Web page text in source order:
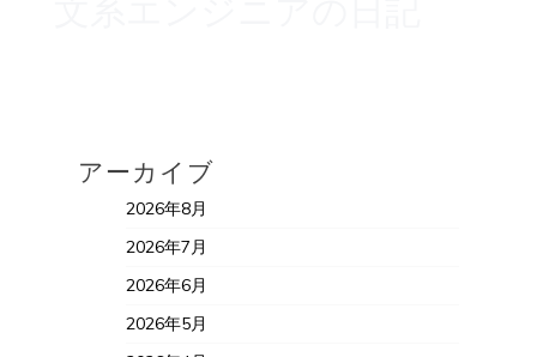
アーカイブ
2026年8月
2026年7月
2026年6月
2026年5月